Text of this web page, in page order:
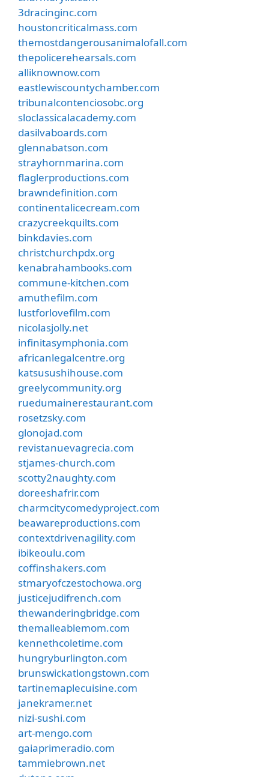
3dracinginc.com
houstoncriticalmass.com
themostdangerousanimalofall.com
thepolicerehearsals.com
alliknownow.com
eastlewiscountychamber.com
tribunalcontenciosobc.org
sloclassicalacademy.com
dasilvaboards.com
glennabatson.com
strayhornmarina.com
flaglerproductions.com
brawndefinition.com
continentalicecream.com
crazycreekquilts.com
binkdavies.com
christchurchpdx.org
kenabrahambooks.com
commune-kitchen.com
amuthefilm.com
lustforlovefilm.com
nicolasjolly.net
infinitasymphonia.com
africanlegalcentre.org
katsusushihouse.com
greelycommunity.org
ruedumainerestaurant.com
rosetzsky.com
glonojad.com
revistanuevagrecia.com
stjames-church.com
scotty2naughty.com
doreeshafrir.com
charmcitycomedyproject.com
beawareproductions.com
contextdrivenagility.com
ibikeoulu.com
coffinshakers.com
stmaryofczestochowa.org
justicejudifrench.com
thewanderingbridge.com
themalleablemom.com
kennethcoletime.com
hungryburlington.com
brunswickatlongstown.com
tartinemaplecuisine.com
janekramer.net
nizi-sushi.com
art-mengo.com
gaiaprimeradio.com
tammiebrown.net